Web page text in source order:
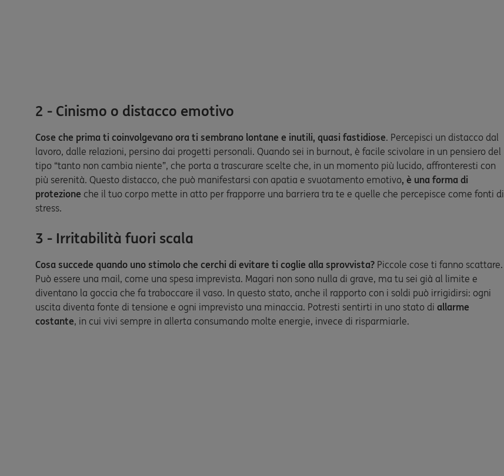
2 - Cinismo o distacco emotivo
Cose che prima ti coinvolgevano ora ti sembrano lontane e inutili, quasi fastidiose. Percepisci un distacco dal
lavoro, dalle relazioni, persino dai progetti personali. Quando sei in burnout, è facile scivolare in un pensiero del
tipo “tanto non cambia niente”, che porta a trascurare scelte che, in un momento più lucido, affronteresti con
più serenità. Questo distacco, che può manifestarsi con apatia e svuotamento emotivo, è una forma di
protezione che il tuo corpo mette in atto per frapporre una barriera tra te e quelle che percepisce come fonti di
stress.
3 - Irritabilità fuori scala
Cosa succede quando uno stimolo che cerchi di evitare ti coglie alla sprovvista? Piccole cose ti fanno scattare.
Può essere una mail, come una spesa imprevista. Magari non sono nulla di grave, ma tu sei già al limite e
diventano la goccia che fa traboccare il vaso. In questo stato, anche il rapporto con i soldi può irrigidirsi: ogni
uscita diventa fonte di tensione e ogni imprevisto una minaccia. Potresti sentirti in uno stato di allarme
costante, in cui vivi sempre in allerta consumando molte energie, invece di risparmiarle.